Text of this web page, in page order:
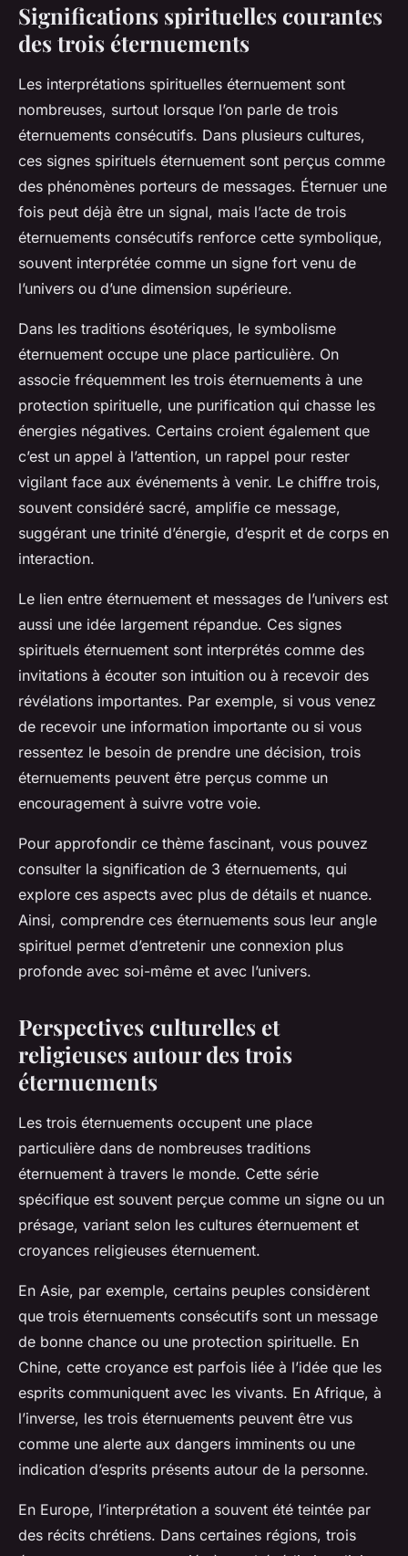
Significations spirituelles courantes
des trois éternuements
Les interprétations spirituelles éternuement sont
nombreuses, surtout lorsque l’on parle de trois
éternuements consécutifs. Dans plusieurs cultures,
ces signes spirituels éternuement sont perçus comme
des phénomènes porteurs de messages. Éternuer une
fois peut déjà être un signal, mais l’acte de trois
éternuements consécutifs renforce cette symbolique,
souvent interprétée comme un signe fort venu de
l’univers ou d’une dimension supérieure.
Dans les traditions ésotériques, le symbolisme
éternuement occupe une place particulière. On
associe fréquemment les trois éternuements à une
protection spirituelle, une purification qui chasse les
énergies négatives. Certains croient également que
c’est un appel à l’attention, un rappel pour rester
vigilant face aux événements à venir. Le chiffre trois,
souvent considéré sacré, amplifie ce message,
suggérant une trinité d’énergie, d’esprit et de corps en
interaction.
Le lien entre éternuement et messages de l’univers est
aussi une idée largement répandue. Ces signes
spirituels éternuement sont interprétés comme des
invitations à écouter son intuition ou à recevoir des
révélations importantes. Par exemple, si vous venez
de recevoir une information importante ou si vous
ressentez le besoin de prendre une décision, trois
éternuements peuvent être perçus comme un
encouragement à suivre votre voie.
Pour approfondir ce thème fascinant, vous pouvez
consulter la signification de 3 éternuements, qui
explore ces aspects avec plus de détails et nuance.
Ainsi, comprendre ces éternuements sous leur angle
spirituel permet d’entretenir une connexion plus
profonde avec soi-même et avec l’univers.
Perspectives culturelles et
religieuses autour des trois
éternuements
Les trois éternuements occupent une place
particulière dans de nombreuses traditions
éternuement à travers le monde. Cette série
spécifique est souvent perçue comme un signe ou un
présage, variant selon les cultures éternuement et
croyances religieuses éternuement.
En Asie, par exemple, certains peuples considèrent
que trois éternuements consécutifs sont un message
de bonne chance ou une protection spirituelle. En
Chine, cette croyance est parfois liée à l’idée que les
esprits communiquent avec les vivants. En Afrique, à
l’inverse, les trois éternuements peuvent être vus
comme une alerte aux dangers imminents ou une
indication d’esprits présents autour de la personne.
En Europe, l’interprétation a souvent été teintée par
des récits chrétiens. Dans certaines régions, trois